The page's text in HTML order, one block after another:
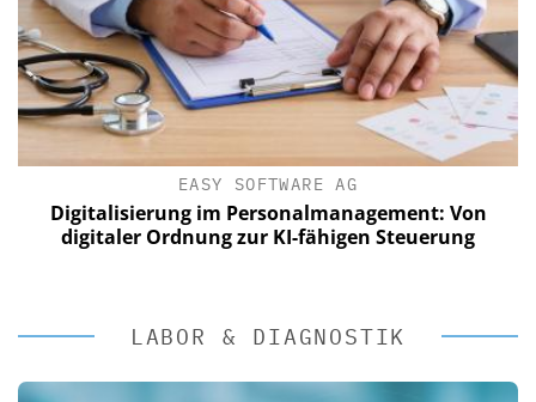
EASY SOFTWARE AG
Digitalisierung im Personalmanagement: Von
digitaler Ordnung zur KI-fähigen Steuerung
LABOR & DIAGNOSTIK